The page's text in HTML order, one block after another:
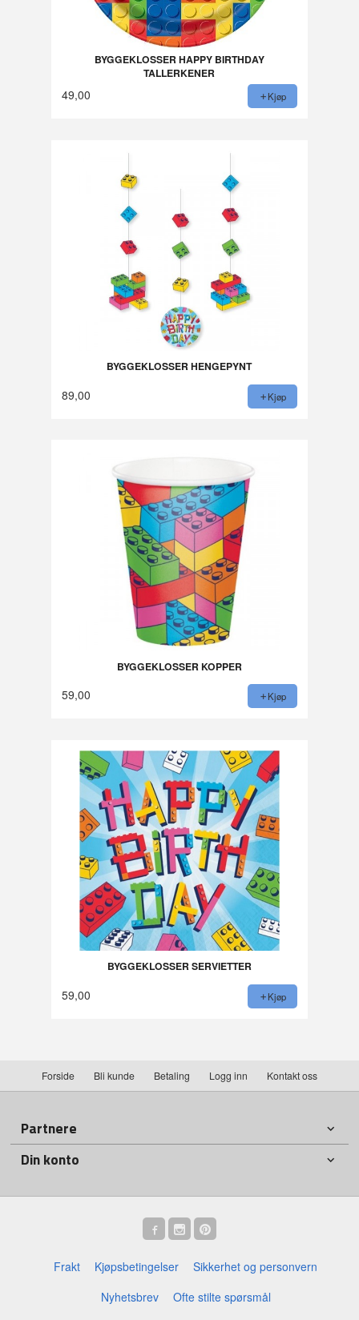
BYGGEKLOSSER HAPPY BIRTHDAY
TALLERKENER
49,00 Kjøp
BYGGEKLOSSER HENGEPYNT
89,00 Kjøp
BYGGEKLOSSER KOPPER
59,00 Kjøp
BYGGEKLOSSER SERVIETTER
59,00 Kjøp
Forside Bli kunde Betaling Logg inn Kontakt oss
Partnere
Din konto
Frakt Kjøpsbetingelser
Sikkerhet og personvern
Nyhetsbrev
Ofte stilte spørsmål